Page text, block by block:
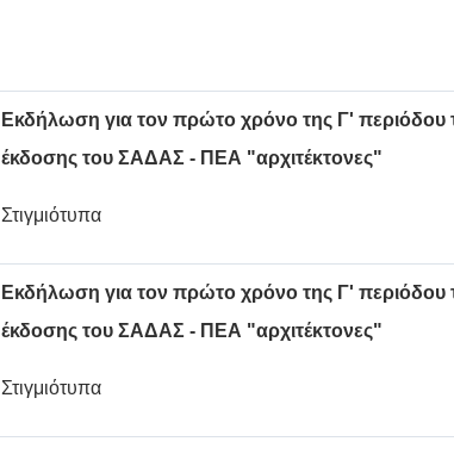
Εκδήλωση για τον πρώτο χρόνο της Γ' περιόδου
έκδοσης του ΣΑΔΑΣ - ΠΕΑ "αρχιτέκτονες"
Στιγμιότυπα
Εκδήλωση για τον πρώτο χρόνο της Γ' περιόδου
έκδοσης του ΣΑΔΑΣ - ΠΕΑ "αρχιτέκτονες"
Στιγμιότυπα